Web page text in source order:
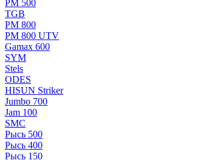
РМ 500
TGB
РМ 800
РМ 800 UTV
Gamax 600
SYM
Stels
ОDЕS
HISUN Striker
Jumbo 700
Jam 100
SMC
Рысь 500
Рысь 400
Рысь 150